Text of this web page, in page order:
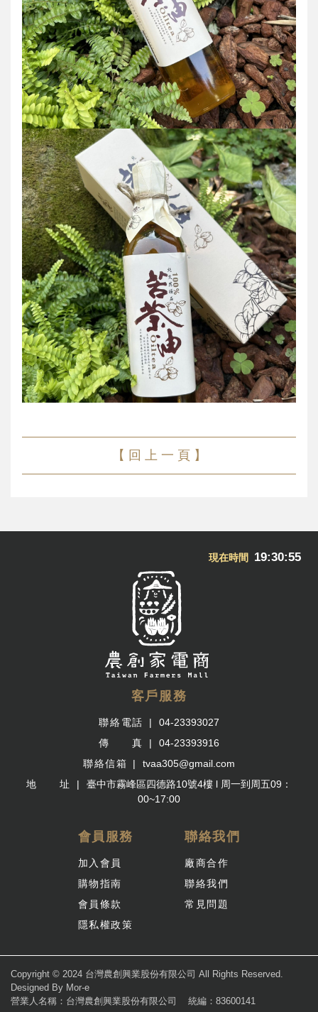
【 回 上 一 頁 】
現在時間 19:30:55
客戶服務
聯絡電話
04-23393027
傳 真
04-23393916
聯絡信箱
tvaa305@gmail.com
地 址
臺中市霧峰區四德路10號4樓 l 周一到周五09：
00~17:00
會員服務
加入會員
購物指南
會員條款
隱私權政策
聯絡我們
廠商合作
聯絡我們
常見問題
Copyright © 2024 台灣農創興業股份有限公司 All Rights Reserved.
Designed By Mor-e
營業人名稱：台灣農創興業股份有限公司 統編：83600141